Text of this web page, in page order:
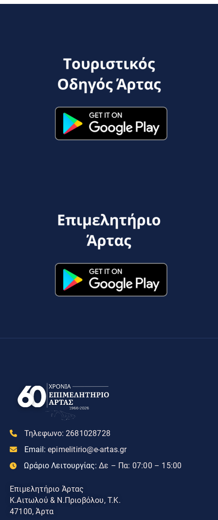
Τηλεφωνο: 2681028728
Email: epimelitirio@e-artas.gr
Ωράριο Λειτουργίας: Δε – Πα: 07:00 – 15:00
Επιμελητήριο Άρτας
Κ.Αιτωλού & Ν.Πριοβόλου, Τ.Κ.
47100, Άρτα